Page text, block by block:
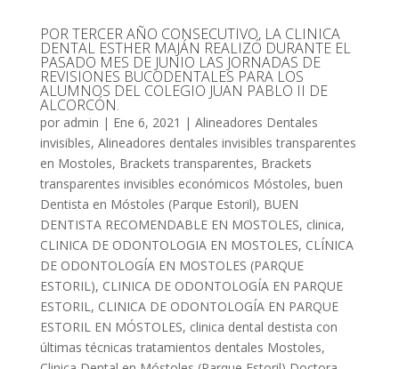
POR TERCER AÑO CONSECUTIVO, LA CLINICA
DENTAL ESTHER MAJÁN REALIZÓ DURANTE EL
PASADO MES DE JUNIO LAS JORNADAS DE
REVISIONES BUCODENTALES PARA LOS
ALUMNOS DEL COLEGIO JUAN PABLO II DE
ALCORCÓN.
por admin | Ene 6, 2021 | Alineadores Dentales
invisibles, Alineadores dentales invisibles transparentes
en Mostoles, Brackets transparentes, Brackets
transparentes invisibles económicos Móstoles, buen
Dentista en Móstoles (Parque Estoril), BUEN
DENTISTA RECOMENDABLE EN MOSTOLES, clinica,
CLINICA DE ODONTOLOGIA EN MOSTOLES, CLÍNICA
DE ODONTOLOGÍA EN MOSTOLES (PARQUE
ESTORIL), CLINICA DE ODONTOLOGÍA EN PARQUE
ESTORIL, CLINICA DE ODONTOLOGÍA EN PARQUE
ESTORIL EN MÓSTOLES, clinica dental destista con
últimas técnicas tratamientos dentales Mostoles,